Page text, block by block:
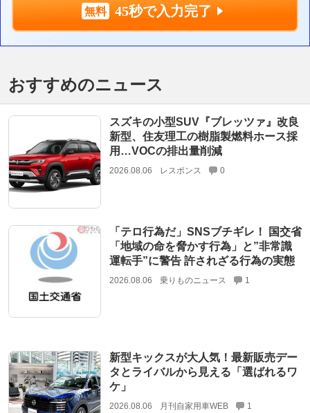
45秒で入力完了
おすすめのニュース
スズキの小型SUV『ブレッツァ』改良
新型、住友理工の樹脂製燃料ホース採
用…VOCの排出量削減
2026.08.06 レスポンス 0
「テロ行為だ」SNSブチギレ！ 国交省
「地域の命を脅かす行為」と”非常識
運転手”に警告 許されざる行為の実態
2026.08.06 乗りものニュース 1
新型キックスが大人気！最新販売デー
タとライバルから見える「選ばれるワ
ケ」
2026.08.06 月刊自家用車WEB 1